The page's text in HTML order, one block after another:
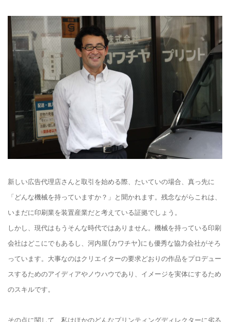
新しい広告代理店さんと取引を始める際、たいていの場合、真っ先に
「どんな機械を持っていますか？」と聞かれます。残念ながらこれは、
いまだに印刷業を装置産業だと考えている証拠でしょう。
しかし、現代はもうそんな時代ではありません。機械を持っている印刷
会社はどこにでもあるし、河内屋(カワチヤ)にも優秀な協力会社がそろ
っています。大事なのはクリエイターの要求どおりの作品をプロデュー
スするためのアイディアやノウハウであり、イメージを実体にするため
のスキルです。
その点に関して、私はほかのどんなプリンティングディレクターに劣る